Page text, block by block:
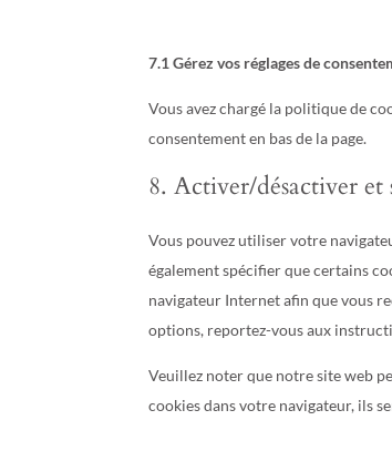
7.1 Gérez vos réglages de
Vous avez chargé la politique de
consentement en bas de la page.
8. Activer/désactiver
Vous pouvez utiliser votre
également spécifier que certains
navigateur Internet afin que vous
options, reportez-vous aux
Veuillez noter que notre site web
cookies dans votre navigateur, ils